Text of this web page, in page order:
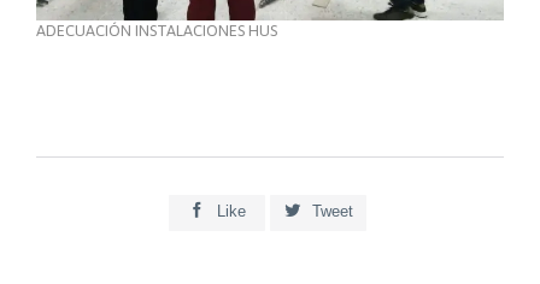
ADECUACIÓN INSTALACIONES HUS
 Like  Tweet